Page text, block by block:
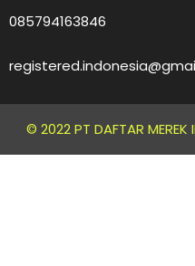
085794163846
© 2022 PT DAFTAR MEREK